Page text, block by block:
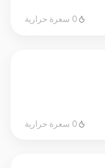
0 سعرة حرارية
0 سعرة حرارية